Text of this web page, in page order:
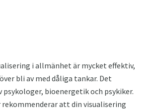
i allmänhet är mycket effektiv,
bli av med dåliga tankar. Det
psykologer, bioenergetik och psykiker.
rekommenderar att din visualisering